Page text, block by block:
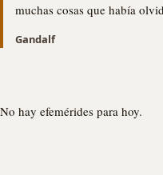
muchas cosas que había
Gandalf
No hay efemérides para hoy.